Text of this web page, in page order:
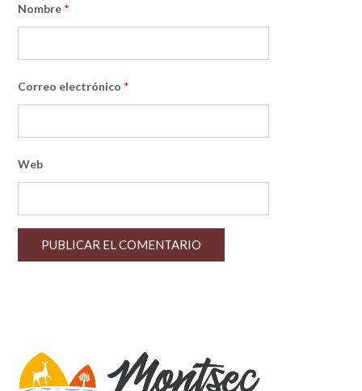
Nombre *
Correo electrónico *
Web